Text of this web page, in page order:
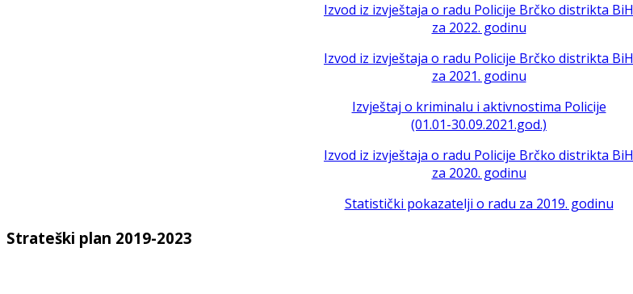
Izvod iz izvještaja o radu Policije Brčko distrikta BiH
za 2022. godinu
Izvod iz izvještaja o radu Policije Brčko distrikta BiH
za 2021. godinu
Izvještaj o kriminalu i aktivnostima Policije
(01.01-30.09.2021.god.)
Izvod iz izvještaja o radu Policije Brčko distrikta BiH
za 2020. godinu
Statistički pokazatelji o radu za 2019. godinu
Strateški plan 2019-2023